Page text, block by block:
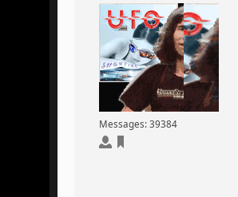
Messages: 39384